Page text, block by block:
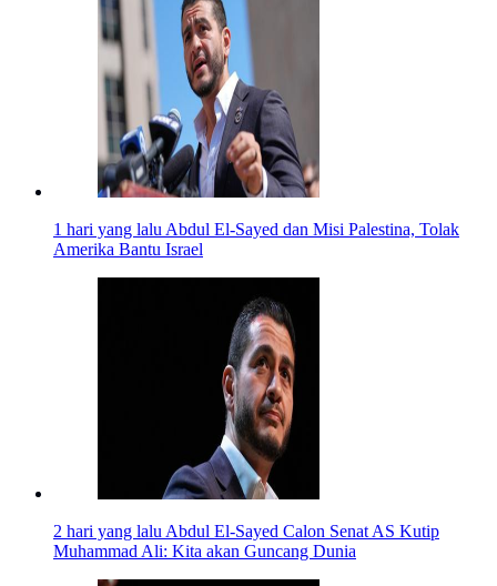
1 hari yang laluAbdul El-Sayed dan Misi Palestina, Tolak
Amerika Bantu Israel
2 hari yang laluAbdul El-Sayed Calon Senat AS Kutip
Muhammad Ali: Kita akan Guncang Dunia